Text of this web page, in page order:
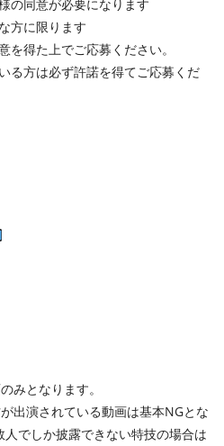
の同意が必要になります
方に限ります
を得た上でご応募ください。
る方は必ず許諾を得てご応募くだ
みとなります。
出演されている動画は基本NGとな
人でしか披露できない特技の場合は